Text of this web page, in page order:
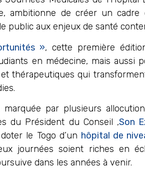
ambitionne de créer un cadre
public aux enjeux de santé
», cette première
en médecine, mais aussi
thérapeutiques qui
par plusieurs
du Président du Conseil ,Son
le Togo d’un hôpital de
journées soient riches en
dans les années à venir.